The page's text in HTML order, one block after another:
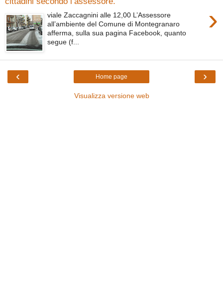
›
viale Zaccagnini alle 12,00 L’Assessore
all’ambiente del Comune di Montegranaro
afferma, sulla sua pagina Facebook, quanto
segue (f...
‹ ›
Home page
Visualizza versione web